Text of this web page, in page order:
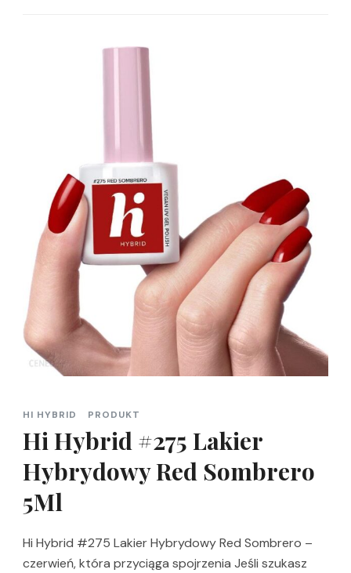
HI HYBRID PRODUKT
Hi Hybrid #275 Lakier
Hybrydowy Red Sombrero
5Ml
Hi Hybrid #275 Lakier Hybrydowy Red Sombrero –
czerwień, która przyciąga spojrzenia Jeśli szukasz